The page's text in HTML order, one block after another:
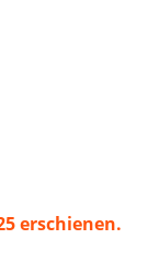
erschienen.